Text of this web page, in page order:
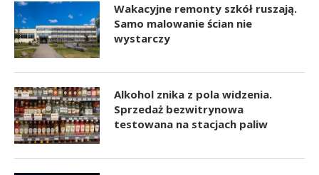
Wakacyjne remonty szkół ruszają.
Samo malowanie ścian nie
wystarczy
Alkohol znika z pola widzenia.
Sprzedaż bezwitrynowa
testowana na stacjach paliw